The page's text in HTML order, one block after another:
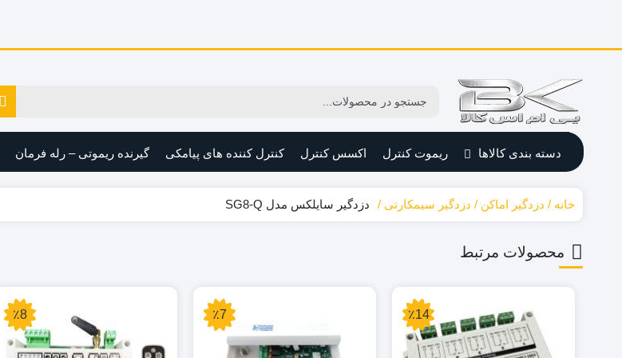
دسته بندی کالاها ریموت کنترل اکسس کنترل کنترل کننده های پیامکی گیرنده ریموتی – رله فرمان
خانه دزدگیر اماکن دزدگیر سیمکارتی دزدگیر سایلکس مدل SG8-Q
محصولات مرتبط
٪14 ٪7 ٪8